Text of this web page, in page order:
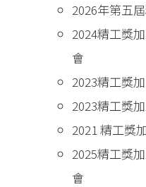
2026年第五
2024精工獎
會
2023精工獎
2023精工獎
2021 精工獎
2025精工獎
會